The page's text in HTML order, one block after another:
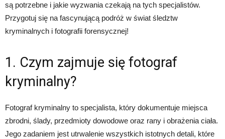
są potrzebne i jakie wyzwania czekają na tych specjalistów.
Przygotuj się na fascynującą podróż w świat śledztw
kryminalnych i fotografii forensycznej!
1. Czym zajmuje się fotograf
kryminalny?
Fotograf kryminalny to specjalista, który dokumentuje miejsca
zbrodni, ślady, przedmioty dowodowe oraz rany i obrażenia ciała.
Jego zadaniem jest utrwalenie wszystkich istotnych detali, które